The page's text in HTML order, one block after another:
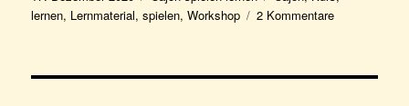
am
lernen, Lernmaterial,spielen,Workshop 2 Kommentarezu
ich